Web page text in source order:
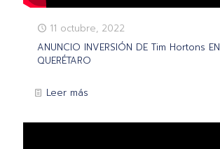
11 octubre, 2022
ANUNCIO INVERSIÓN DE Tim Hortons EN
QUERÉTARO
Leer más